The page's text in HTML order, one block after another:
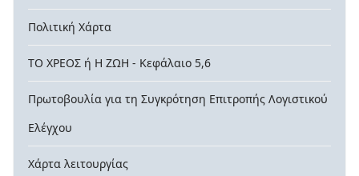
Πολιτική Χάρτα
ΤΟ ΧΡΕΟΣ ή Η ΖΩΗ - Κεφάλαιο 5,6
Πρωτοβουλία για τη Συγκρότηση Επιτροπής Λογιστικού
Ελέγχου
Χάρτα λειτουργίας